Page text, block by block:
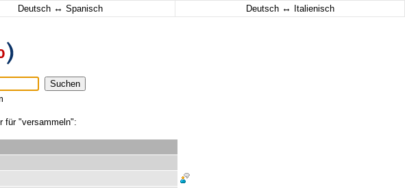
Deutsch ↔ Spanisch Deutsch ↔ Italienisch
für "versammeln":